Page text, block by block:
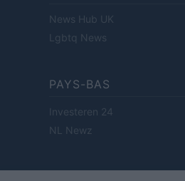
News Hub UK
Lgbtq News
PAYS-BAS
Investeren 24
NL Newz